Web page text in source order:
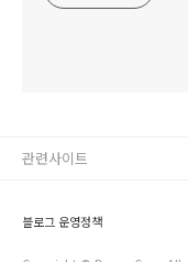
블로그 운영정책
관련사이트